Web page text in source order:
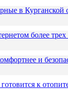
в
более трех
и
к